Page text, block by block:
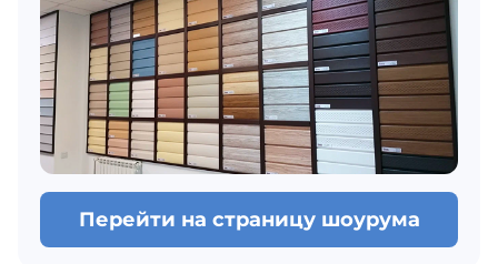
Перейти на страницу шоурума